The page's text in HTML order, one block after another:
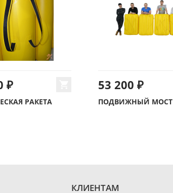
₽
РАКЕТА
53 200 ₽
ПОДВИЖНЫЙ МОСТ
КЛИЕНТАМ